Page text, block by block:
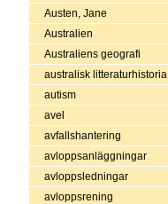
Austen, Jane
Australien
Australiens geografi
australisk litteraturhistoria
autism
avel
avfallshantering
avloppsanläggningar
avloppsledningar
avloppsrening